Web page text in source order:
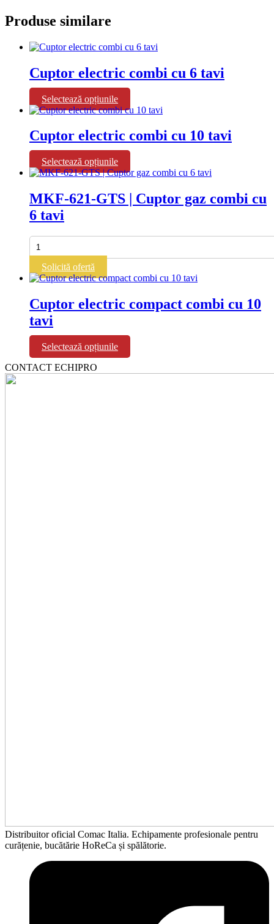
Produse similare
Cuptor electric combi cu 6 tavi
Selectează opțiunile
produs
mai
multe
variații.
pot
alese
în
Cuptor electric combi cu 10 tavi
Selectează opțiunile
produs
mai
multe
pot
alese
pagina
MKF-621-GTS | Cuptor gaz combi cu
6 tavi
Cantitate
MKF-
621-
GTS
|
gaz
combi
cu
6
tavi
Solicită ofertă
Cuptor electric compact combi cu 10
tavi
Selectează opțiunile
produs
CONTACT ECHIPRO
Distribuitor oficial Comac Italia. Echipamente profesionale pentru
curățenie, bucătărie HoReCa și spălătorie.